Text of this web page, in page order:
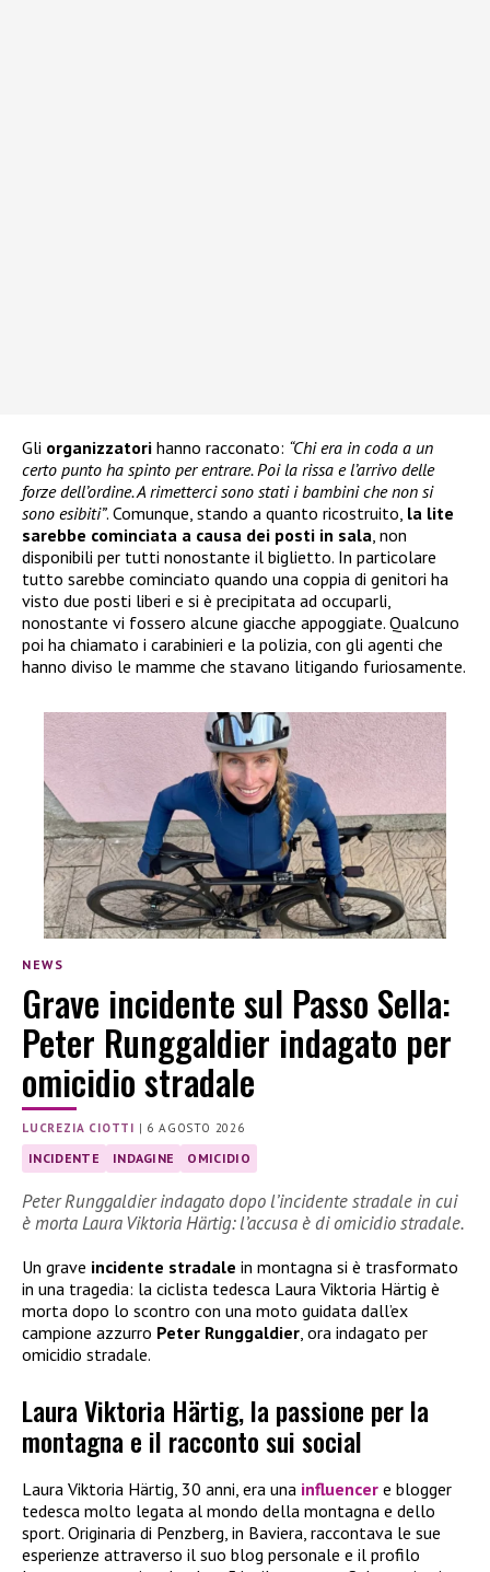
Gli organizzatori hanno racconato: “Chi era in coda a un
certo punto ha spinto per entrare. Poi la rissa e l’arrivo delle
forze dell’ordine. A rimetterci sono stati i bambini che non si
sono esibiti”. Comunque, stando a quanto ricostruito, la lite
sarebbe cominciata a causa dei posti in sala, non
disponibili per tutti nonostante il biglietto. In particolare
tutto sarebbe cominciato quando una coppia di genitori ha
visto due posti liberi e si è precipitata ad occuparli,
nonostante vi fossero alcune giacche appoggiate. Qualcuno
poi ha chiamato i carabinieri e la polizia, con gli agenti che
hanno diviso le mamme che stavano litigando furiosamente.
NEWS
Grave incidente sul Passo Sella:
Peter Runggaldier indagato per
omicidio stradale
LUCREZIA CIOTTI | 6 AGOSTO 2026
INCIDENTE INDAGINE OMICIDIO
Peter Runggaldier indagato dopo l’incidente stradale in cui
è morta Laura Viktoria Härtig: l’accusa è di omicidio stradale.
Un grave incidente stradale in montagna si è trasformato
in una tragedia: la ciclista tedesca Laura Viktoria Härtig è
morta dopo lo scontro con una moto guidata dall’ex
campione azzurro Peter Runggaldier, ora indagato per
omicidio stradale.
Laura Viktoria Härtig, la passione per la
montagna e il racconto sui social
Laura Viktoria Härtig, 30 anni, era una influencer e blogger
tedesca molto legata al mondo della montagna e dello
sport. Originaria di Penzberg, in Baviera, raccontava le sue
esperienze attraverso il suo blog personale e il profilo